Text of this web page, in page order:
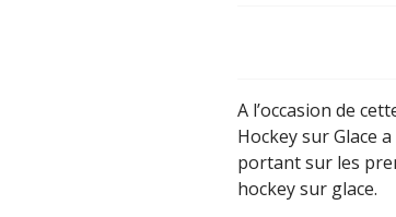
A l’occasion de
Hockey sur Glace
portant sur les
hockey sur glace.